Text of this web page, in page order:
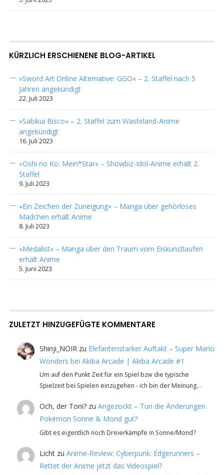
KÜRZLICH ERSCHIENENE BLOG-ARTIKEL
»Sword Art Online Alternative: GGO« – 2. Staffel nach 5
Jahren angekündigt
22. Juli 2023
»Sabikui Bisco« – 2. Staffel zum Wasteland-Anime
angekündigt
16. Juli 2023
»Oshi no Ko: Mein*Star« – Showbiz-Idol-Anime erhält 2.
Staffel
9. Juli 2023
»Ein Zeichen der Zuneigung« – Manga über gehörloses
Mädchen erhält Anime
8. Juli 2023
»Medalist« – Manga über den Traum vom Eiskunstlaufen
erhält Anime
5. Juni 2023
ZULETZT HINZUGEFÜGTE KOMMENTARE
Shinji_NOIR zu Elefantenstarker Auftakt – Super Mario
Wonders bei Akiba Arcade | Akiba Arcade #1
Um auf den Punkt Zeit für ein Spiel bzw die typische
Spielzeit bei Spielen einzugehen - ich bin der Meinung…
Och, der Toni? zuAngezockt – Tun die Änderungen
Pokémon Sonne & Mond gut?
Gibt es eigentlich noch Dreierkämpfe in Sonne/Mond?
Licht zuAnime-Review: Cyberpunk: Edgerunners –
Rettet der Anime jetzt das Videospiel?